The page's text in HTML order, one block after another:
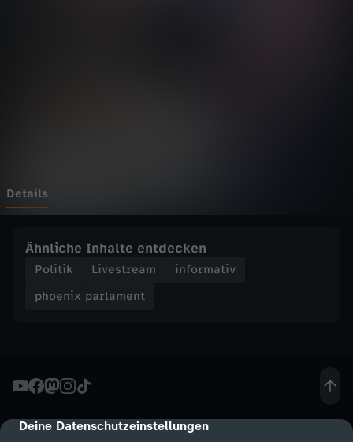
cmp-dialog-description
Deine Datenschutzeinstellungen
m
n
B
ü
Details
Ähnliche Inhalte entdecken
Politik Livestream
informativ
phoenix parlament